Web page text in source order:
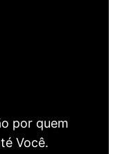
por quem
Você.